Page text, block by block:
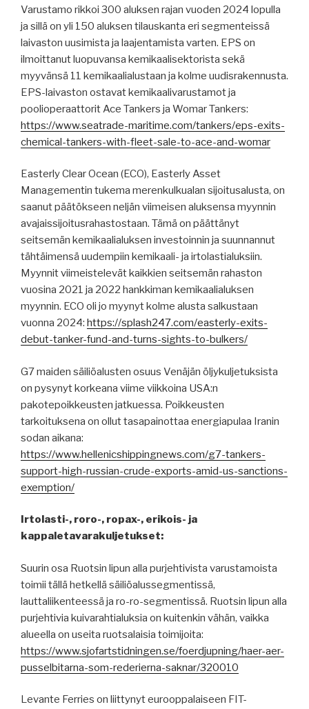
Varustamo rikkoi 300 aluksen rajan vuoden 2024 lopulla
ja sillä on yli 150 aluksen tilauskanta eri segmenteissä
laivaston uusimista ja laajentamista varten. EPS on
ilmoittanut luopuvansa kemikaalisektorista sekä
myyvänsä 11 kemikaalialustaan ja kolme uudisrakennusta.
EPS-laivaston ostavat kemikaalivarustamot ja
poolioperaattorit Ace Tankers ja Womar Tankers:
https://www.seatrade-maritime.com/tankers/eps-exits-
chemical-tankers-with-fleet-sale-to-ace-and-womar
Easterly Clear Ocean (ECO), Easterly Asset
Managementin tukema merenkulkualan sijoitusalusta, on
saanut päätökseen neljän viimeisen aluksensa myynnin
avajaissijoitusrahastostaan. Tämä on päättänyt
seitsemän kemikaalialuksen investoinnin ja suunnannut
tähtäimensä uudempiin kemikaali- ja irtolastialuksiin.
Myynnit viimeistelevät kaikkien seitsemän rahaston
vuosina 2021 ja 2022 hankkiman kemikaalialuksen
myynnin. ECO oli jo myynyt kolme alusta salkustaan ​​
vuonna 2024: https://splash247.com/easterly-exits-
debut-tanker-fund-and-turns-sights-to-bulkers/
G7 maiden säiliöalusten osuus Venäjän öljykuljetuksista
on pysynyt korkeana viime viikkoina USA:n
pakotepoikkeusten jatkuessa. Poikkeusten
tarkoituksena on ollut tasapainottaa energiapulaa Iranin
sodan aikana:
https://www.hellenicshippingnews.com/g7-tankers-
support-high-russian-crude-exports-amid-us-sanctions-
exemption/
Irtolasti-, roro-, ropax-, erikois- ja
kappaletavarakuljetukset:
Suurin osa Ruotsin lipun alla purjehtivista varustamoista
toimii tällä hetkellä säiliöalussegmentissä,
lauttaliikenteessä ja ro-ro-segmentissä. Ruotsin lipun alla
purjehtivia kuivarahtialuksia on kuitenkin vähän, vaikka
alueella on useita ruotsalaisia ​​toimijoita:
https://www.sjofartstidningen.se/foerdjupning/haer-aer-
pusselbitarna-som-rederierna-saknar/320010
Levante Ferries on liittynyt eurooppalaiseen FIT-